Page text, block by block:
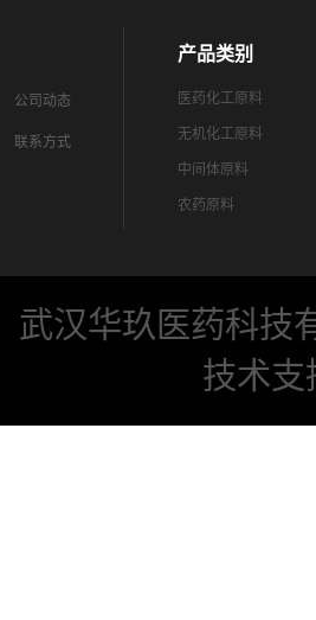
公司动态
联系方式
产品类别
医药化工原料
无机化工原料
中间体原料
农药原料
武汉华玖医药科技
技术